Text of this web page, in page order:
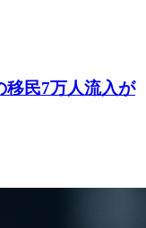
移民7万人流入が